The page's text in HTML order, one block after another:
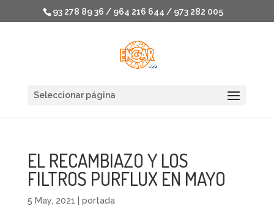
93 278 89 36 / 964 216 644 / 973 282 005
Seleccionar página
EL RECAMBIAZO Y LOS
FILTROS PURFLUX EN MAYO
5 May, 2021 portada